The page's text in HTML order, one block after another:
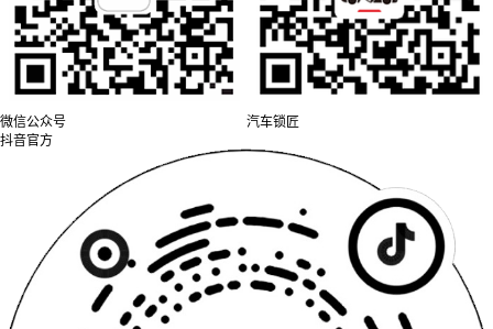
微信公众号
抖音官方
汽车锁匠